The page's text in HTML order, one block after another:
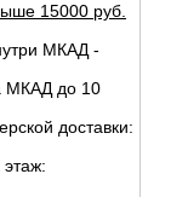
15000 руб.
МКАД -
МКАД до 10
доставки: